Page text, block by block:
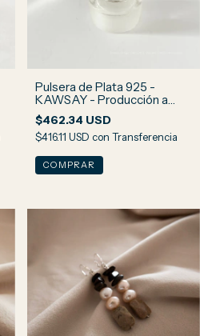
Pulsera de Plata 925 -
KAWSAY - Producción a
pedido
$462.34 USD
$416.11 USD con Transferencia